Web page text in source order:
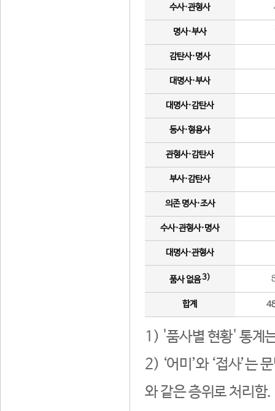
수사·관형사
명사·부사
감탄사·명사
대명사·부사
대명사·감탄사
동사·형용사
관형사·감탄사
부사·감탄사
의존 명사·조사
수사·관형사·명사
대명사·관형사
품사 없음3)
합계
1) '품사별 현황' 통계
2) ‘어미’와 ‘접사’는
와 같은 층위로 처리함.